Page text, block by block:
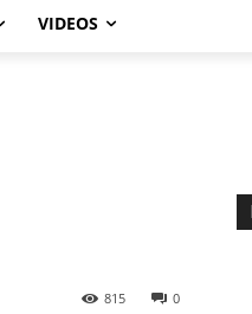
VIDEOS
0
815